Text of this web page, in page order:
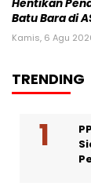
Hentikan
Batu Bara di
Kamis, 6 Agu
TRENDING